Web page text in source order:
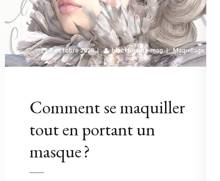
7 octobre 2020 blackbeauty-mag Maquillage
Comment se maquiller
tout en portant un
masque ?